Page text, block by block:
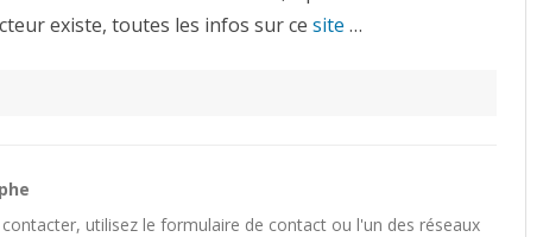
existe, toutes les infos sur ce site …
utilisez leformulaire de contact ou l'un desréseaux